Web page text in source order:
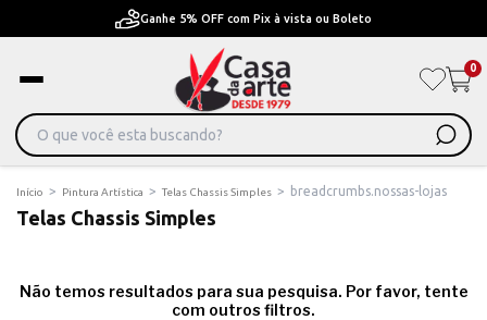
Ganhe 5% OFF com Pix à vista ou Boleto
0
Início > Pintura Artística > Telas Chassis Simples > breadcrumbs.nossas-lojas
Telas Chassis Simples
Não temos resultados para sua pesquisa. Por favor, tente
com outros filtros.